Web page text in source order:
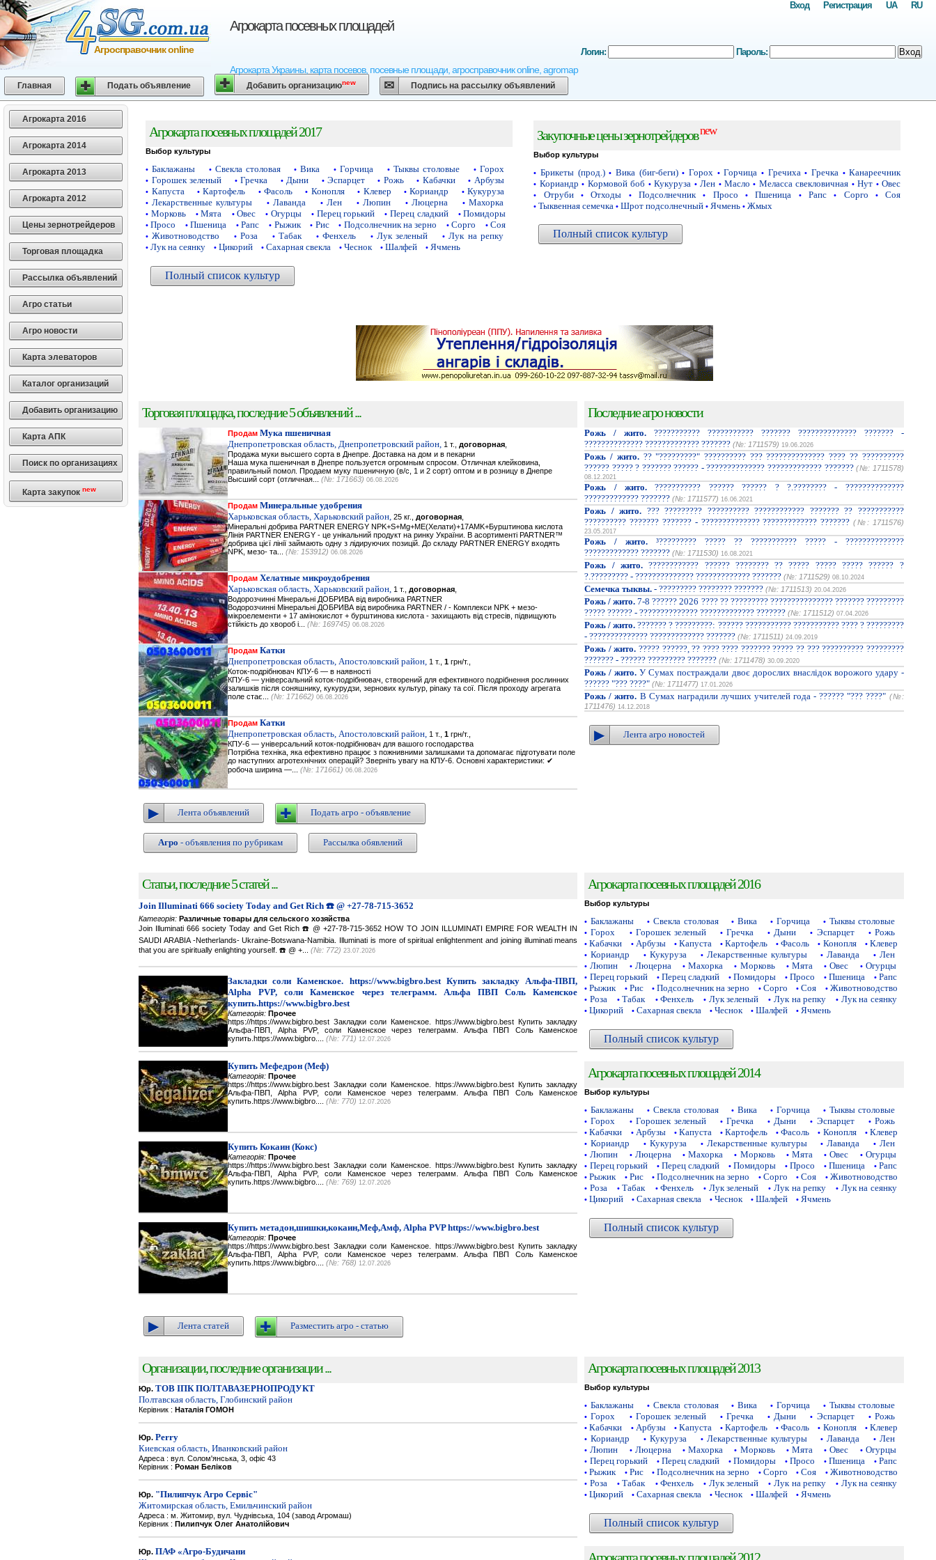
Агрокарта посевных площадей
Агрокарта Украины, карта посевов, посевные площади, агросправочник online, agromap
Агросправочник online
RU
UA
Регистрация
Вход
Логин: Пароль: Вход
Главная Подать объявление Добавить организациюnew Подпись на рассылку объявлений
Агрокарта 2016
Агрокарта 2014
Агрокарта 2013
Агрокарта 2012
Цены зернотрейдеров
Торговая площадка
Рассылка объявлений
Агро статьи
Агро новости
Карта элеваторов
Каталог организаций
Добавить организацию
Карта АПК
Поиск по организациях
Карта закупок new
Агрокарта посевных площадей 2017
Выбор культуры
• Баклажаны • Свекла столовая • Вика • Горчица • Тыквы столовые • Горох
• Горошек зеленый • Гречка • Дыни • Эспарцет • Рожь • Кабачки • Арбузы
• Капуста • Картофель • Фасоль • Конопля • Клевер • Кориандр • Кукуруза
• Лекарственные культуры • Лаванда • Лен • Люпин • Люцерна • Махорка
• Морковь • Мята • Овес • Огурцы • Перец горький • Перец сладкий • Помидоры
• Просо • Пшеница • Рапс • Рыжик • Рис • Подсолнечник на зерно • Сорго • Соя
• Животноводство • Роза • Табак • Фенхель • Лук зеленый • Лук на репку
• Лук на сеянку • Цикорий • Сахарная свекла • Чеснок • Шалфей • Ячмень
Полный список культур
Закупочные цены зернотрейдеровnew
Выбор культуры
• Брикеты (прод.) • Вика (биг-беги) • Горох • Горчица • Гречиха • Гречка • Канареечник
• Кориандр • Кормовой боб • Кукуруза • Лен • Масло • Меласса свекловичная • Нут • Овес
• Отруби • Отходы • Подсолнечник • Просо • Пшеница • Рапс • Сорго • Соя
• Тыквенная семечка • Шрот подсолнечный • Ячмень • Жмых
Полный список культур
Торговая площадка, последние 5 объявлений ...
Продам Мука пшеничная
Днепропетровская область, Днепропетровский район, 1 т., договорная
Продажа муки высшего сорта в Днепре. Доставка на дом и в пекарни
Наша мука пшеничная в Днепре пользуется огромным спросом. Отличная клейковина,
правильный помол. Продаем муку пшеничную (в/с, 1 и 2 сорт) оптом и в розницу в Днепре
Высший сорт (отличная... (№: 171663) 06.08.2026
Продам Минеральные удобрения
Харьковская область, Харьковский район, 25 кг., договорная
Мінеральні добрива PARTNER ENERGY NPK+S+Mg+ME(Хелати)+17AMK+Бурштинова кислота
Лінія PARTNER ENERGY - це унікальний продукт на ринку України. В асортименті PARTNER™
добрива цієї лінії займають одну з лідируючих позицій. До складу PARTNER ENERGY входять
NPK, мезо- та... (№: 153912) 06.08.2026
Продам Хелатные микроудобрения
Харьковская область, Харьковский район, 1 т., договорная
Водорозчинні Мiнеральнi ДОБРИВА від виробника PARTNER
Водорозчинні Мiнеральнi ДОБРИВА від виробника PARTNER / - Комплекси NPK + мезо-
мікроелементи + 17 амінокислот + бурштинова кислота - захищають від стресів, підвищують
стійкість до хвороб і... (№: 169745) 06.08.2026
Продам Катки
Днепропетровская область, Апостоловский район, 1 т., 1 грн/т.,
Коток-подрібнювач КПУ-6 — в наявності
КПУ-6 — універсальний коток-подрібнювач, створений для ефективного подрібнення рослинних
залишків після соняшнику, кукурудзи, зернових культур, ріпаку та сої. Після проходу агрегата
поле стає... (№: 171662) 06.08.2026
Продам Катки
Днепропетровская область, Апостоловский район, 1 т., 1 грн/т.,
КПУ-6 — універсальний коток-подрібнювач для вашого господарства
Потрібна техніка, яка ефективно працює з пожнивними залишками та допомагає підготувати поле
до наступних агротехнічних операцій? Зверніть увагу на КПУ-6. Основні характеристики: ✔
робоча ширина —... (№: 171661) 06.08.2026
Лента объявлений Подать агро - объявление
Агро - объявления по рубрикам Рассылка обявлений
Последние агро новости
Рожь / жито. ??????????? ??????????? ??????? ?????????????? ??????? -
?????????????? ????????????? ??????? (№: 1711579) 19.06.2026
Рожь / жито.?? "?????????" ?????????? ??? ?????????????? ???? ?? ??????????
?????? ????? ? ??????? ?????? - ?????????????? ????????????? ??????? (№: 1711578)
08.12.2021
Рожь / жито. ??????????? ?????? ?????? ? ?.???????? - ??????????????
????????????? ??????? (№: 1711577) 16.06.2021
Рожь / жито. ??? ????????? ?????????? ???????????? ??????? ?? ???????????
?????????? ??????? ??????? - ?????????????? ????????????? ??????? (№: 1711576)
23.05.2017
Рожь / жито. ³????????? ????? ?? ??????????? ????? - ??????????????
????????????? ??????? (№: 1711530) 16.08.2021
Рожь / жито.???????????? ?????? ???????? ?? ????? ????? ????? ?????? ?
?.????????? - ?????????????? ????????????? ??????? (№: 1711529) 08.10.2024
Семечка тыквы. - ????????? ???????? ??????? (№: 1711513) 20.04.2026
Рожь / жито. 7-8 ?????? 2026 ???? ?? ????????? ??????????????? ??????? ?????????
????? ?????? - ?????????????? ????????????? ??????? (№: 1711512) 07.04.2026
Рожь / жито. ??????? ? ?????????: ?????? ??????????? ??????????? ???? ? ?????????
- ?????????????? ????????????? ??????? (№: 1711511) 24.09.2019
Рожь / жито. ????? ??????, ?? ???? ???? ??????? ????? ?? ??? ?????????? ?????????
??????? - ?????? ????????? ??????? (№: 1711478) 30.09.2020
Рожь / жито. У Сумах постраждали двоє дорослих внаслідок ворожого удару -
?????? "??? ????" (№: 1711477) 17.01.2026
Рожь / жито. В Сумах наградили лучших учителей года - ?????? "??? ????" (№:
1711476) 14.12.2018
Лента агро новостей
Статьи, последние 5 статей ...
Join Illuminati 666 society Today and Get Rich ☎️ @ +27-78-715-3652
Категорія: Различные товары для сельского хозяйства
Join Illuminati 666 society Today and Get Rich ☎️ @ +27-78-715-3652 HOW TO JOIN ILLUMINATI EMPIRE FOR WEALTH IN
SAUDI ARABIA -Netherlands- Ukraine-Botswana-Namibia. Illuminati is more of spiritual enlightenment and joining illuminati means
that you are spiritually enlighting yourself. ☎️ @ +... (№: 772) 23.07.2026
Закладки соли Каменское. https://www.bigbro.best Купить закладку Альфа-ПВП,
Alpha PVP, соли Каменское через телеграмм. Альфа ПВП Соль Каменское
купить.https://www.bigbro.best
Категорія: Прочее
https://https://www.bigbro.best Закладки соли Каменское. https://www.bigbro.best Купить закладку
Альфа-ПВП, Alpha PVP, соли Каменское через телеграмм. Альфа ПВП Соль Каменское
купить.https://www.bigbro.... (№: 771) 12.07.2026
Купить Мефедрон (Меф)
Категорія: Прочее
https://https://www.bigbro.best Закладки соли Каменское. https://www.bigbro.best Купить закладку
Альфа-ПВП, Alpha PVP, соли Каменское через телеграмм. Альфа ПВП Соль Каменское
купить.https://www.bigbro.... (№: 770) 12.07.2026
Купить Кокаин (Кокс)
Категорія: Прочее
https://https://www.bigbro.best Закладки соли Каменское. https://www.bigbro.best Купить закладку
Альфа-ПВП, Alpha PVP, соли Каменское через телеграмм. Альфа ПВП Соль Каменское
купить.https://www.bigbro.... (№: 769) 12.07.2026
Купить метадон,шишки,кокаин,Меф,Амф, Alpha PVP https://www.bigbro.best
Категорія: Прочее
https://https://www.bigbro.best Закладки соли Каменское. https://www.bigbro.best Купить закладку
Альфа-ПВП, Alpha PVP, соли Каменское через телеграмм. Альфа ПВП Соль Каменское
купить.https://www.bigbro.... (№: 768) 12.07.2026
Лента статей Разместить агро - статью
Агрокарта посевных площадей 2016
Выбор культуры
• Баклажаны • Свекла столовая • Вика • Горчица • Тыквы столовые
• Горох • Горошек зеленый • Гречка • Дыни • Эспарцет • Рожь
• Кабачки • Арбузы • Капуста • Картофель • Фасоль • Конопля • Клевер
• Кориандр • Кукуруза • Лекарственные культуры • Лаванда • Лен
• Люпин • Люцерна • Махорка • Морковь • Мята • Овес • Огурцы
• Перец горький • Перец сладкий • Помидоры • Просо • Пшеница • Рапс
• Рыжик • Рис • Подсолнечник на зерно • Сорго • Соя • Животноводство
• Роза • Табак • Фенхель • Лук зеленый • Лук на репку • Лук на сеянку
• Цикорий • Сахарная свекла • Чеснок • Шалфей • Ячмень
Полный список культур
Агрокарта посевных площадей 2014
Выбор культуры
• Баклажаны • Свекла столовая • Вика • Горчица • Тыквы столовые
• Горох • Горошек зеленый • Гречка • Дыни • Эспарцет • Рожь
• Кабачки • Арбузы • Капуста • Картофель • Фасоль • Конопля • Клевер
• Кориандр • Кукуруза • Лекарственные культуры • Лаванда • Лен
• Люпин • Люцерна • Махорка • Морковь • Мята • Овес • Огурцы
• Перец горький • Перец сладкий • Помидоры • Просо • Пшеница • Рапс
• Рыжик • Рис • Подсолнечник на зерно • Сорго • Соя • Животноводство
• Роза • Табак • Фенхель • Лук зеленый • Лук на репку • Лук на сеянку
• Цикорий • Сахарная свекла • Чеснок • Шалфей • Ячмень
Полный список культур
Организации, последние организации ...
Юр. ТОВ ІПК ПОЛТАВАЗЕРНОПРОДУКТ
Полтавская область, Глобинский район
Керівник : Наталія ГОМОН
Юр. Perry
Киевская область, Иванковский район
Адреса : вул. Солом'янська, 3, офіс 43
Керівник : Роман Беліков
Юр. "Пилипчук Агро Сервіс"
Житомирская область, Емильчинский район
Адреса : м. Житомир, вул. Чуднівська, 104 (завод Агромаш)
Керівник : Пилипчук Олег Анатолійович
Юр. ПАФ «Агро-Будичани
Агрокарта посевных площадей 2013
Выбор культуры
• Баклажаны • Свекла столовая • Вика • Горчица • Тыквы столовые
• Горох • Горошек зеленый • Гречка • Дыни • Эспарцет • Рожь
• Кабачки • Арбузы • Капуста • Картофель • Фасоль • Конопля • Клевер
• Кориандр • Кукуруза • Лекарственные культуры • Лаванда • Лен
• Люпин • Люцерна • Махорка • Морковь • Мята • Овес • Огурцы
• Перец горький • Перец сладкий • Помидоры • Просо • Пшеница • Рапс
• Рыжик • Рис • Подсолнечник на зерно • Сорго • Соя • Животноводство
• Роза • Табак • Фенхель • Лук зеленый • Лук на репку • Лук на сеянку
• Цикорий • Сахарная свекла • Чеснок • Шалфей • Ячмень
Полный список культур
Агрокарта посевных площадей 2012